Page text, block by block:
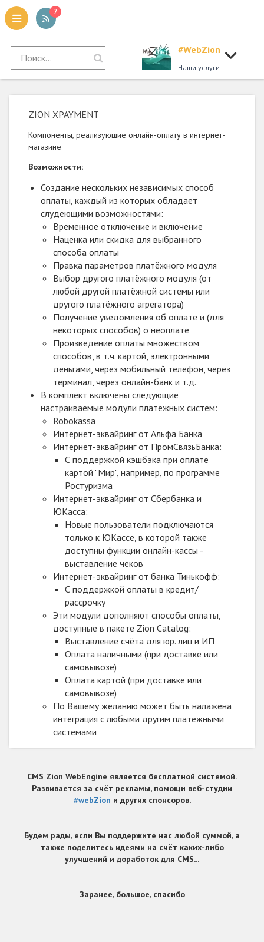
7
#WebZion
Наши услуги
ZION XPAYMENT
Компоненты, реализующие онлайн-оплату в интернет-
магазине
Возможности:
Создание нескольких независимых способ
оплаты, каждый из которых обладает
слудеющими возможностями:
Временное отключение и включение
Наценка или скидка для выбранного
способа оплаты
Правка параметров платёжного модуля
Выбор другого платёжного модуля (от
любой другой платёжной системы или
другого платёжного агрегатора)
Получение уведомления об оплате и (для
некоторых способов) о неоплате
Произведение оплаты множеством
способов, в т.ч. картой, электронными
деньгами, через мобильный телефон, через
терминал, через онлайн-банк и т.д.
В комплект включены следующие
настраиваемые модули платёжных систем:
Robokassa
Интернет-эквайринг от Альфа Банка
Интернет-эквайринг от ПромСвязьБанка:
С поддержкой кэшбэка при оплате
картой "Мир", например, по программе
Ростуризма
Интернет-эквайринг от Сбербанка и
ЮКасса:
Новые пользователи подключаются
только к ЮКассе, в которой также
доступны функции онлайн-кассы -
выставление чеков
Интернет-эквайринг от банка Тинькофф:
С поддержкой оплаты в кредит/
рассрочку
Эти модули дополняют способы оплаты,
доступные в пакете Zion Catalog:
Выставление счёта для юр. лиц и ИП
Оплата наличными (при доставке или
самовывозе)
Оплата картой (при доставке или
самовывозе)
По Вашему желанию может быть налажена
интеграция с любыми другим платёжными
системами
CMS Zion WebEngine является бесплатной системой.
Развивается за счёт рекламы, помощи веб-студии
#webZion и других спонсоров.
Будем рады, если Вы поддержите нас любой суммой, а
также поделитесь идеями на счёт каких-либо
улучшений и доработок для CMS...
Заранее, большое, спасибо